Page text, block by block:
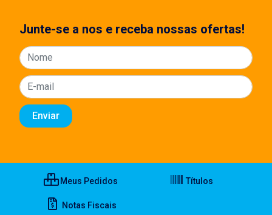
Junte-se a nos e receba nossas ofertas!
Meus Pedidos Títulos
Notas Fiscais